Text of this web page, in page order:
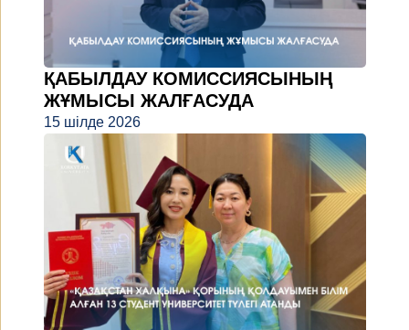
ҚАБЫЛДАУ КОМИССИЯСЫНЫҢ
ЖҰМЫСЫ ЖАЛҒАСУДА
15 шілде 2026